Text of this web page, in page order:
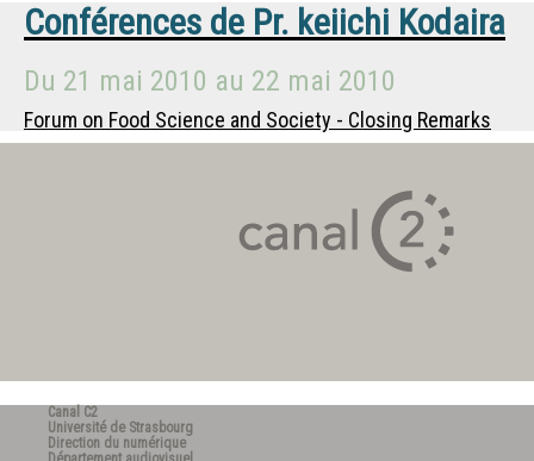
Conférences de Pr. keiichi Kodaira
Du 21 mai 2010 au 22 mai 2010
Forum on Food Science and Society - Closing Remarks
Canal C2
Université de Strasbourg
Direction du numérique